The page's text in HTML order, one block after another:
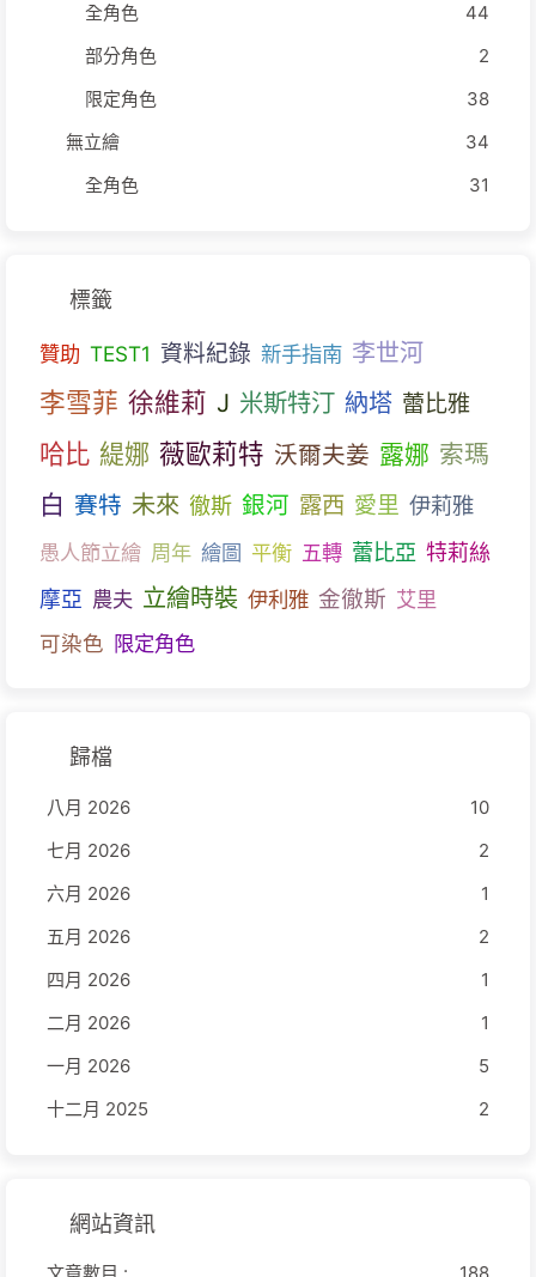
全角色
44
部分角色
2
限定角色
38
無立繪
34
全角色
31
標籤
贊助 TEST1 資料紀錄 新手指南 李世河
李雪菲 徐維莉 J 米斯特汀 納塔 蕾比雅
哈比 緹娜 薇歐莉特 沃爾夫姜 露娜 索瑪
白 賽特 未來 徹斯 銀河 露西 愛里 伊莉雅
愚人節立繪 周年 繪圖 平衡 五轉 蕾比亞 特莉絲
摩亞 農夫 立繪時裝 伊利雅 金徹斯 艾里
可染色 限定角色
歸檔
八月 2026
10
七月 2026
2
六月 2026
1
五月 2026
2
四月 2026
1
二月 2026
1
一月 2026
5
十二月 2025
2
網站資訊